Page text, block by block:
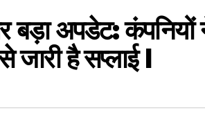
बड़ा अपडेट: कंपनियों
जारी है सप्लाई l